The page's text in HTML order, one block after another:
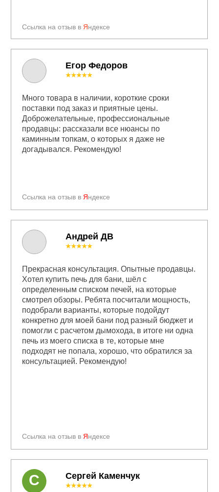
Ссылка на отзыв в Яндексе
Егор Федоров
Ссылка на отзыв в Яндексе
★★★★★
Много товара в наличии, короткие сроки
поставки под заказ и приятные цены.
Доброжелательные, профессиональные
продавцы: рассказали все нюансы по
каминным топкам, о которых я даже не
догадывался. Рекомендую!
Андрей ДВ
Ссылка на отзыв в Яндексе
★★★★★
Прекрасная консультация. Опытные продавцы.
Хотел купить печь для бани, шёл с
определенным списком печей, на которые
смотрел обзоры. Ребята посчитали мощность,
подобрали варианты, которые подойдут
конкретно для моей бани под разный бюджет и
помогли с расчетом дымохода, в итоге ни одна
печь из моего списка в те, которые мне
подходят не попала, хорошо, что обратился за
консультацией. Рекомендую!
Сергей Каменчук
★★★★★
С